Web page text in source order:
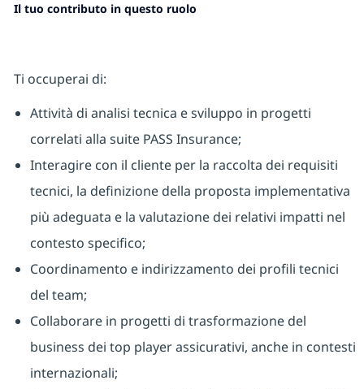
Il tuo contributo in questo ruolo
Ti occuperai di:
Attività di analisi tecnica e sviluppo in progetti
correlati alla suite PASS Insurance;
Interagire con il cliente per la raccolta dei requisiti
tecnici, la definizione della proposta implementativa
più adeguata e la valutazione dei relativi impatti nel
contesto specifico;
Coordinamento e indirizzamento dei profili tecnici
del team;
Collaborare in progetti di trasformazione del
business dei top player assicurativi, anche in contesti
internazionali;